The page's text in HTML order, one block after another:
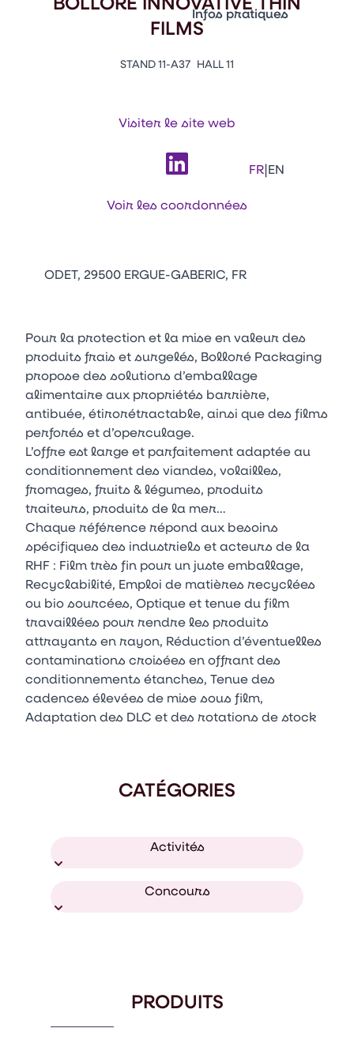
Vitrine Innovations
Emballages
Infos pratiques
Venir au CFIA Rennes
Facebook
FR|EN
FILMS
STAND 11-A37 HALL 11
Visiter le site web
Voir les coordonnées
ODET, 29500 ERGUE-GABERIC, FR
Pour la protection et la mise en valeur des
produits frais et surgelés, Bolloré Packaging
propose des solutions d’emballage
alimentaire aux propriétés barrière,
antibuée, étirorétractable, ainsi que des films
perforés et d’operculage.
L’offre est large et parfaitement adaptée au
conditionnement des viandes, volailles,
fromages, fruits & légumes, produits
traiteurs, produits de la mer…
Chaque référence répond aux besoins
spécifiques des industriels et acteurs de la
RHF : Film très fin pour un juste emballage,
Recyclabilité, Emploi de matières recyclées
ou bio sourcées, Optique et tenue du film
travaillées pour rendre les produits
attrayants en rayon, Réduction d’éventuelles
contaminations croisées en offrant des
conditionnements étanches, Tenue des
cadences élevées de mise sous film,
Adaptation des DLC et des rotations de stock
CATÉGORIES
Activités
Concours
PRODUITS